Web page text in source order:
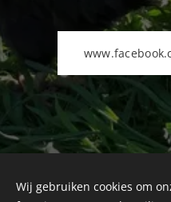
Wij gebruiken cookies om